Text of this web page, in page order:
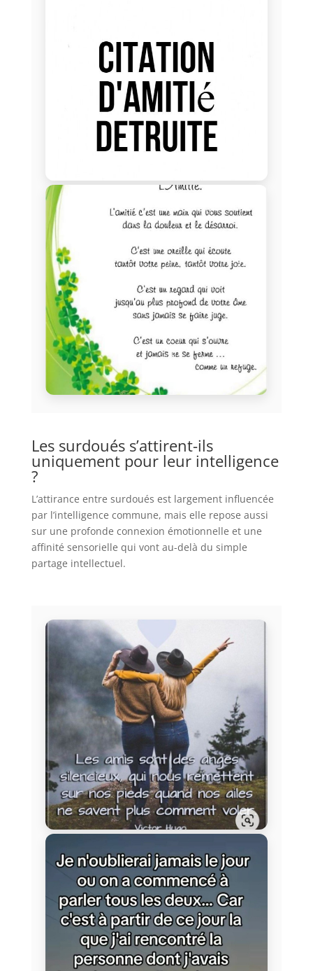
Les surdoués s’attirent-ils
uniquement pour leur intelligence
?
L’attirance entre surdoués est largement influencée
par l’intelligence commune, mais elle repose aussi
sur une profonde connexion émotionnelle et une
affinité sensorielle qui vont au-delà du simple
partage intellectuel.